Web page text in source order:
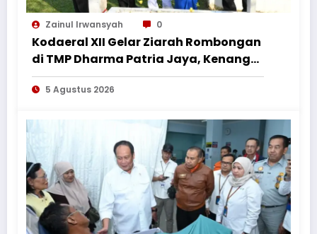
Zainul Irwansyah 0
Kodaeral XII Gelar Ziarah Rombongan
di TMP Dharma Patria Jaya, Kenang
Jasa Pahlawan dalam Peringatan
HUT ke-1
5 Agustus 2026